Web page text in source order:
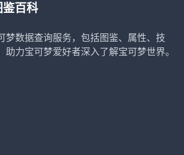
鉴百科
梦数据查询服务，包括图鉴、属性、技
助力宝可梦爱好者深入了解宝可梦世界。